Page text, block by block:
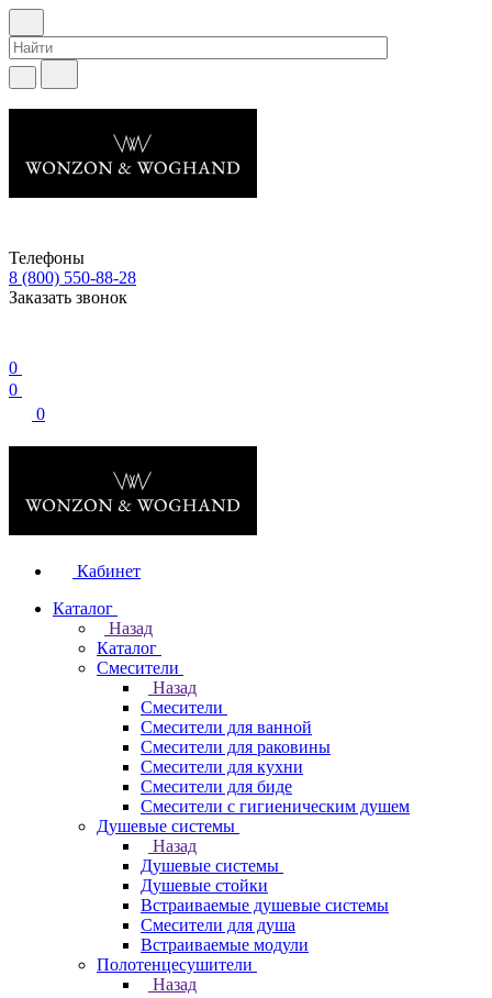
Телефоны
8 (800) 550-88-28
Заказать звонок
0
0
0
Кабинет
Каталог
Назад
Каталог
Смесители
Назад
Смесители
Смесители для ванной
Смесители для раковины
Смесители для кухни
Смесители для биде
Смесители с гигиеническим душем
Душевые системы
Назад
Душевые системы
Душевые стойки
Встраиваемые душевые системы
Смесители для душа
Встраиваемые модули
Полотенцесушители
Назад